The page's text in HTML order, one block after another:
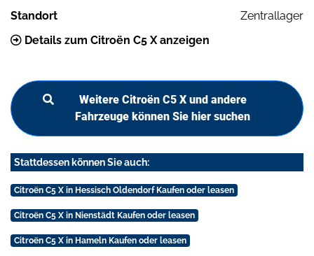
Standort
Zentrallager
Details zum Citroën C5 X anzeigen
Weitere Citroën C5 X und andere
Fahrzeuge können Sie hier suchen
Stattdessen können Sie auch:
Citroën C5 X in Hessisch Oldendorf Kaufen oder leasen
Citroën C5 X in Nienstädt Kaufen oder leasen
Citroën C5 X in Hameln Kaufen oder leasen